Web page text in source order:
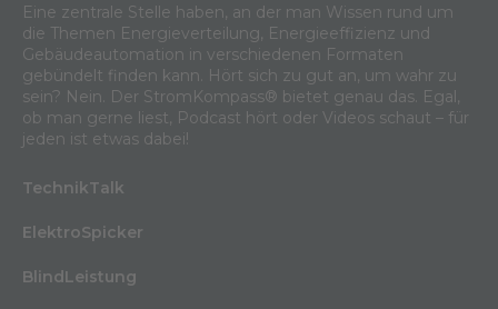
Eine zentrale Stelle haben, an der man Wissen rund um
die Themen Energieverteilung, Energieeffizienz und
Gebäudeautomation in verschiedenen Formaten
gebündelt finden kann. Hört sich zu gut an, um wahr zu
sein? Nein. Der StromKompass® bietet genau das. Egal,
ob man gerne liest, Podcast hört oder Videos schaut – für
jeden ist etwas dabei!
TechnikTalk
ElektroSpicker
BlindLeistung